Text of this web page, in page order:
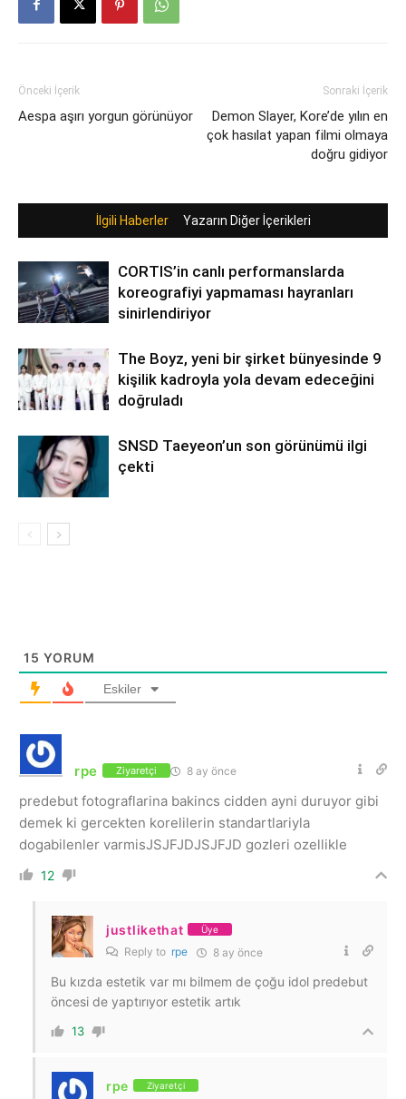
Önceki İçerik
Aespa aşırı yorgun görünüyor
Sonraki İçerik
Demon Slayer, Kore’de yılın en
çok hasılat yapan filmi olmaya
doğru gidiyor
İlgili Haberler Yazarın Diğer İçerikleri
CORTIS’in canlı performanslarda
koreografiyi yapmaması hayranları
sinirlendiriyor
The Boyz, yeni bir şirket bünyesinde 9
kişilik kadroyla yola devam edeceğini
doğruladı
SNSD Taeyeon’un son görünümü ilgi
çekti
15 YORUM
Eskiler
rpe Ziyaretçi 8 ay önce
predebut fotograflarina bakincs cidden ayni duruyor gibi
demek ki gercekten korelilerin standartlariyla
dogabilenler varmisJSJFJDJSJFJD gozleri ozellikle
12
justlikethat Üye
Reply to rpe 8 ay önce
Bu kızda estetik var mı bilmem de çoğu idol predebut
öncesi de yaptırıyor estetik artık
13
rpe Ziyaretçi